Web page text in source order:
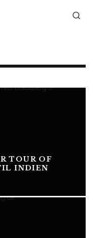
TOUR OF
INDIEN